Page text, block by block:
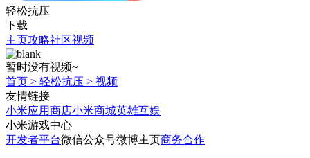
轻松抗压
下载
主页攻略社区视频
暂时没有视频~
首页 > 轻松抗压 > 视频
友情链接
小米应用商店小米商城英雄互娱
小米游戏中心
开发者平台微信公众号微博主页商务合作